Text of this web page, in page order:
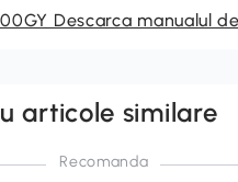
Descarca manualul
articole similare
Recomanda